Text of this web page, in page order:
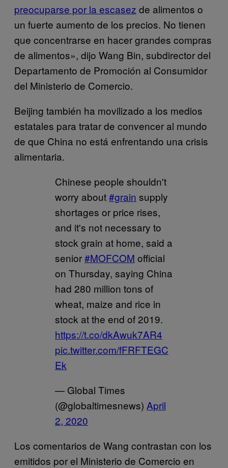
preocuparse por la escasez de alimentos o
un fuerte aumento de los precios. No tienen
que concentrarse en hacer grandes compras
de alimentos», dijo Wang Bin, subdirector del
Departamento de Promoción al Consumidor
del Ministerio de Comercio.
Beijing también ha movilizado a los medios
estatales para tratar de convencer al mundo
de que China no está enfrentando una crisis
alimentaria.
Chinese people shouldn't
worry about#grain supply
shortages or price rises,
and it's not necessary to
stock grain at home, said a
senior#MOFCOM official
on Thursday, saying China
had 280 million tons of
wheat, maize and rice in
stock at the end of 2019.
https://t.co/dkAwuk7AR4
pic.twitter.com/fFRFTEGC
Ek
— Global Times
(@globaltimesnews) April
2, 2020
Los comentarios de Wang contrastan con los
emitidos por el Ministerio de Comercio en